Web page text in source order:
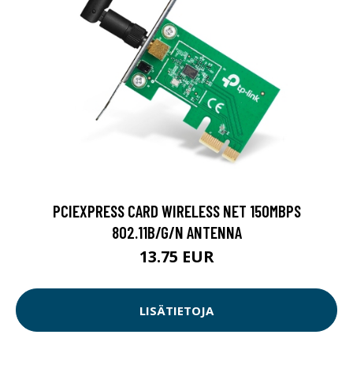
PCIEXPRESS CARD WIRELESS NET 150MBPS
802.11B/G/N ANTENNA
13.75 EUR
LISÄTIETOJA